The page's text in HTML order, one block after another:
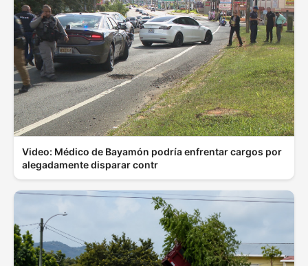
Video: Médico de Bayamón podría enfrentar cargos por
alegadamente disparar contr